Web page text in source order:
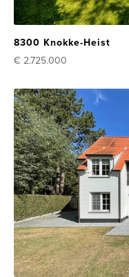
8300 Knokke-Heist
€ 2.725.000